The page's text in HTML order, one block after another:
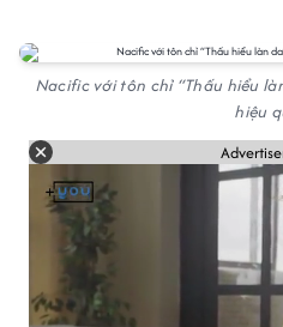
Nacific với tôn chỉ “Thấu hiểu
hiệu